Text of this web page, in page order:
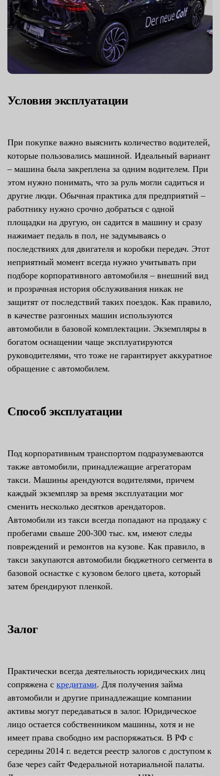
Условия эксплуатации
При покупке важно выяснить количество водителей,
которые пользовались машиной. Идеальный вариант
– машина была закреплена за одним водителем. При
этом нужно понимать, что за руль могли садиться и
другие люди. Обычная практика для предприятий –
работнику нужно срочно добраться с одной
площадки на другую, он садится в машину и сразу
нажимает педаль в пол, не задумываясь о
последствиях для двигателя и коробки передач. Этот
неприятный момент всегда нужно учитывать при
подборе корпоративного автомобиля – внешний вид
и прозрачная история обслуживания никак не
защитят от последствий таких поездок. Как правило,
в качестве разгонных машин используются
автомобили в базовой комплектации. Экземпляры в
богатом оснащении чаще эксплуатируются
руководителями, что тоже не гарантирует аккуратное
обращение с автомобилем.
Способ эксплуатации
Под корпоративным транспортом подразумеваются
также автомобили, принадлежащие агрегаторам
такси. Машины арендуются водителями, причем
каждый экземпляр за время эксплуатации мог
сменить несколько десятков арендаторов.
Автомобили из такси всегда попадают на продажу с
пробегами свыше 200-300 тыс. км, имеют следы
повреждений и ремонтов на кузове. Как правило, в
такси закупаются автомобили бюджетного сегмента в
базовой оснастке с кузовом белого цвета, который
затем брендируют пленкой.
Залог
Практически всегда деятельность юридических лиц
сопряжена с кредитами. Для получения займа
автомобили и другие принадлежащие компании
активы могут передаваться в залог. Юридическое
лицо остается собственником машины, хотя и не
имеет права свободно им распоряжаться. В РФ с
середины 2014 г. ведется реестр залогов с доступом к
базе через сайт Федеральной нотариальной палаты.